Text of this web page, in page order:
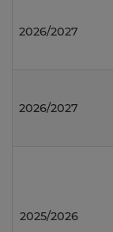
2026/2027
2026/2027
2025/2026